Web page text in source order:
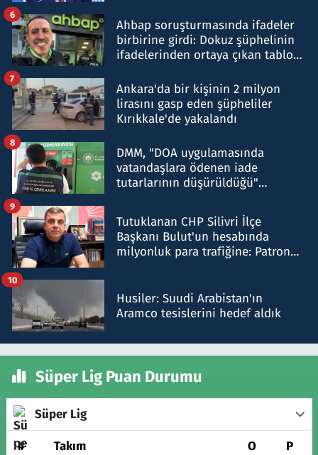
Ahbap soruşturmasında ifadeler
birbirine girdi: Dokuz şüphelinin
ifadelerinden ortaya çıkan tablo
6
Ankara'da bir kişinin 2 milyon
lirasını gasp eden şüpheliler
Kırıkkale'de yakalandı
7
DMM, "DOA uygulamasında
vatandaşlara ödenen iade
tutarlarının düşürüldüğü"
8
Tutuklanan CHP Silivri İlçe
Başkanı Bulut'un hesabında
milyonluk para trafiğine: Patron
9
Husiler: Suudi Arabistan'ın
Aramco tesislerini hedef aldık
10
Süper Lig Puan Durumu
Süper Lig
# Takım O P